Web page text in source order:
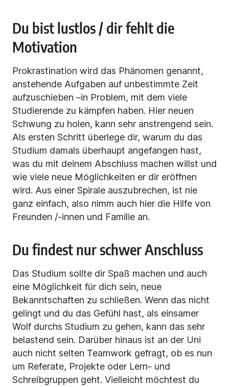
Du bist lustlos / dir fehlt die
Motivation
Prokrastination wird das Phänomen genannt,
anstehende Aufgaben auf unbestimmte Zeit
aufzuschieben –in Problem, mit dem viele
Studierende zu kämpfen haben. Hier neuen
Schwung zu holen, kann sehr anstrengend sein.
Als ersten Schritt überlege dir, warum du das
Studium damals überhaupt angefangen hast,
was du mit deinem Abschluss machen willst und
wie viele neue Möglichkeiten er dir eröffnen
wird. Aus einer Spirale auszubrechen, ist nie
ganz einfach, also nimm auch hier die Hilfe von
Freunden /-innen und Familie an.
Du findest nur schwer Anschluss
Das Studium sollte dir Spaß machen und auch
eine Möglichkeit für dich sein, neue
Bekanntschaften zu schließen. Wenn das nicht
gelingt und du das Gefühl hast, als einsamer
Wolf durchs Studium zu gehen, kann das sehr
belastend sein. Darüber hinaus ist an der Uni
auch nicht selten Teamwork gefragt, ob es nun
um Referate, Projekte oder Lern- und
Schreibgruppen geht. Vielleicht möchtest du